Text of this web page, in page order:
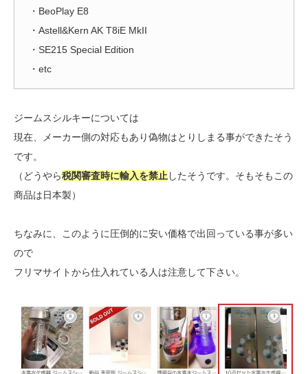
・BeoPlay E8
・Astell&Kern AK T8iE MkII
・SE215 Special Edition
・etc
ジームスシルキーについては
現在、メーカー側の対応もあり偽物はとりしまる事ができたそう
です。
（どうやら税関審査時に輸入を禁止 したそうです。そもそもこの
商品は日本製）
ちなみに、このように圧倒的に安い価格で出回っている事が多い
ので
フリマサイトから仕入れている人は注意して下さい。